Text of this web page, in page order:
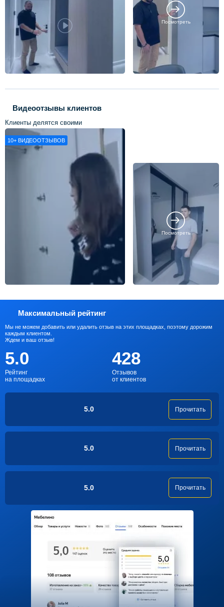
Посмотреть
Видеоотзывы клиентов
Клиенты делятся своими
впечатлениями о нашей работе
10+ ВИДЕООТЗЫВОВ
Посмотреть
Максимальный рейтинг
Мы не можем добавить или удалить отзыв на этих площадках, поэтому дорожим
каждым клиентом.
Ждем и ваш отзыв!
5.0
Рейтинг
на площадках
428
Отзывов
от клиентов
5.0 Прочитать
5.0 Прочитать
5.0 Прочитать